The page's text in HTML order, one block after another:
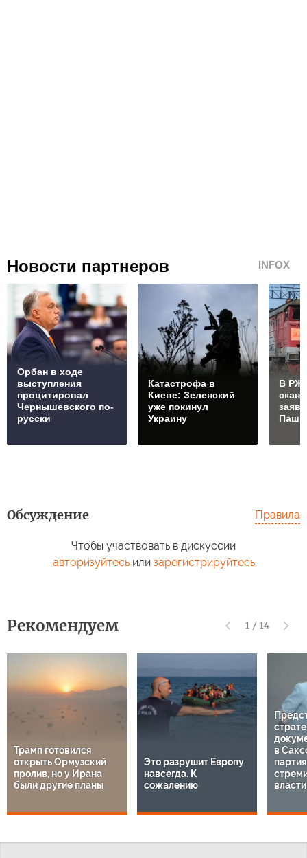
Новости партнеров INFOX
Орбан в ходе
выступления
процитировал
Чернышевского по-
русски
Катастрофа в
Киеве: Зеленский
уже покинул
Украину
В
Обсуждение Правила
Чтобы участвовать в дискуссии
авторизуйтесьили зарегистрируйтесь
Рекомендуем 1 / 14
Трамп готовился
открыть Ормузский
пролив, но у Ирана
были другие планы
Это разрушит Европу
навсегда. К
сожалению
в